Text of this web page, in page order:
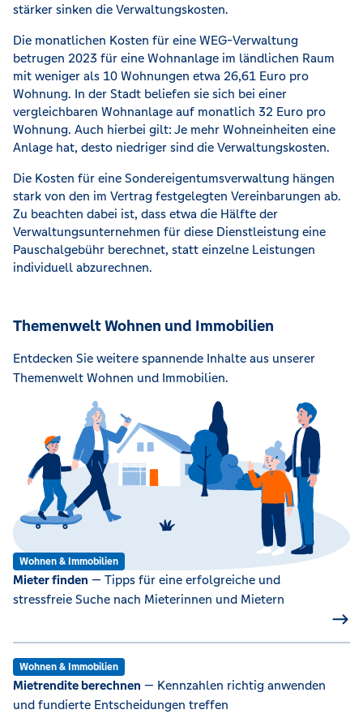
stärker sinken die Verwaltungskosten.
Die monatlichen Kosten für eine WEG-Verwaltung
betrugen 2023 für eine Wohnanlage im ländlichen Raum
mit weniger als 10 Wohnungen etwa 26,61 Euro pro
Wohnung. In der Stadt beliefen sie sich bei einer
vergleichbaren Wohnanlage auf monatlich 32 Euro pro
Wohnung. Auch hierbei gilt: Je mehr Wohneinheiten eine
Anlage hat, desto niedriger sind die Verwaltungskosten.
Die Kosten für eine Sondereigentumsverwaltung hängen
stark von den im Vertrag festgelegten Vereinbarungen ab.
Zu beachten dabei ist, dass etwa die Hälfte der
Verwaltungsunternehmen für diese Dienstleistung eine
Pauschalgebühr berechnet, statt einzelne Leistungen
individuell abzurechnen.
Themenwelt Wohnen und Immobilien
Entdecken Sie weitere spannende Inhalte aus unserer
Themenwelt Wohnen und Immobilien.
Wohnen & Immobilien
Mieter finden — Tipps für eine erfolgreiche und
stressfreie Suche nach Mieterinnen und Mietern
Wohnen & Immobilien
Mietrendite berechnen — Kennzahlen richtig anwenden
und fundierte Entscheidungen treffen